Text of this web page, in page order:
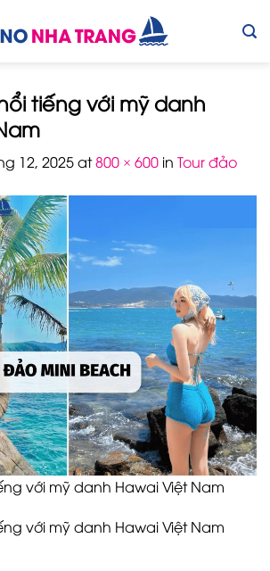
tiếng với mỹ danh
12, 2025at800 × 600 in Tour đảo
với mỹ danh Hawai Việt Nam
với mỹ danh Hawai Việt Nam